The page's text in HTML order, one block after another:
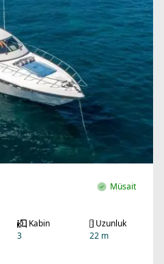
Müsait
Kabin
3
Uzunluk
22 m